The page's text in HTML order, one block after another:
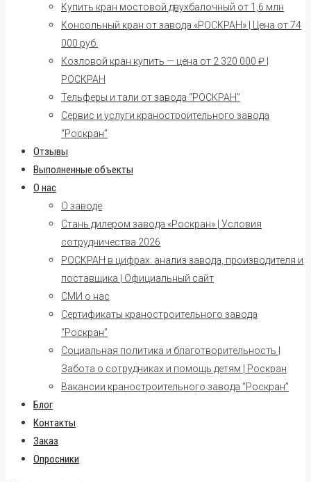
Купить кран мостовой двухбалочный от 1,6 млн
Консольный кран от завода «РОСКРАН» | Цена от 74
000 руб.
Козловой кран купить — цена от 2 320 000 ₽ |
РОСКРАН
Тельферы и тали от завода “РОСКРАН”
Сервис и услуги краностроительного завода
“Роскран”
Отзывы
Выполненные объекты
О нас
О заводе
Стань дилером завода «Роскран» | Условия
сотрудничества 2026
РОСКРАН в цифрах: анализ завода, производителя и
поставщика | Официальный сайт
СМИ о нас
Сертификаты краностроительного завода
“Роскран”
Социальная политика и благотворительность |
Забота о сотрудниках и помощь детям | Роскран
Вакансии краностроительного завода “Роскран”
Блог
Контакты
Заказ
Опросники